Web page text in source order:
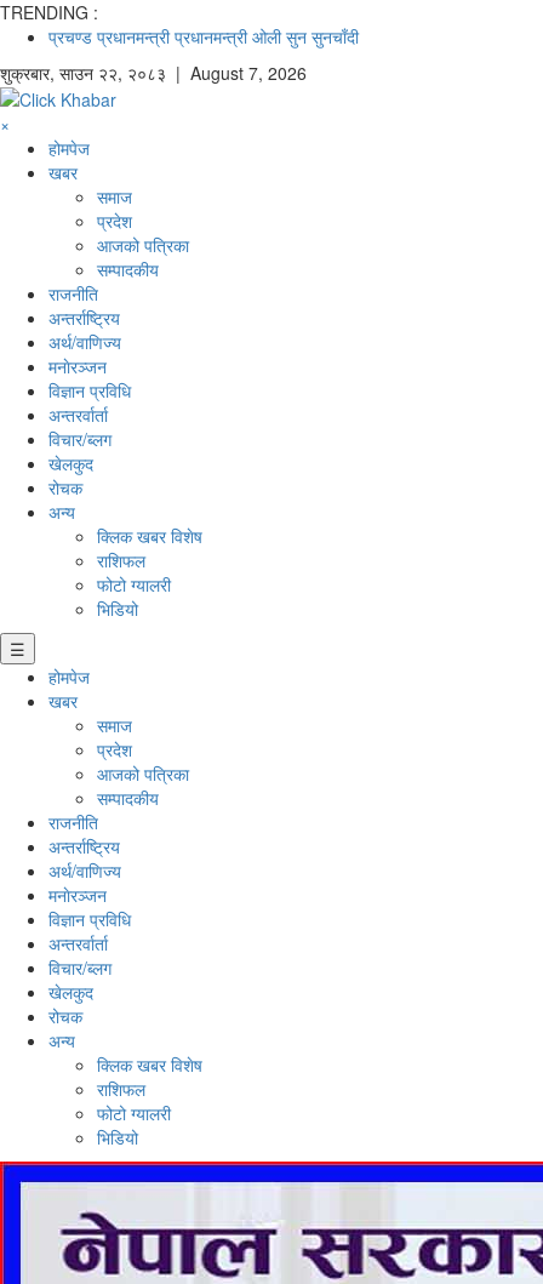
TRENDING :
प्रचण्ड प्रधानमन्त्री प्रधानमन्त्री ओली सुन सुनचाँदी
शुक्रबार, साउन २२, २०८३ | August 7, 2026
×
होमपेज
खबर
समाज
प्रदेश
आजको पत्रिका
सम्पादकीय
राजनीति
अन्तर्राष्ट्रिय
अर्थ/वाणिज्य
मनाेरञ्जन
विज्ञान प्रविधि
अन्तरर्वार्ता
विचार/ब्लग
खेलकुद
रोचक
अन्य
क्लिक खबर विशेष
राशिफल
फोटो ग्यालरी
भिडियो
☰
होमपेज
खबर
समाज
प्रदेश
आजको पत्रिका
सम्पादकीय
राजनीति
अन्तर्राष्ट्रिय
अर्थ/वाणिज्य
मनाेरञ्जन
विज्ञान प्रविधि
अन्तरर्वार्ता
विचार/ब्लग
खेलकुद
रोचक
अन्य
क्लिक खबर विशेष
राशिफल
फोटो ग्यालरी
भिडियो